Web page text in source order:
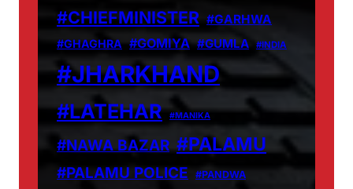
#CHIEFMINISTER #GARHWA
#GHAGHRA #GOMIYA #GUMLA #INDIA
#JHARKHAND
#LATEHAR #MANIKA
#NAWA BAZAR #PALAMU
#PALAMU POLICE
#PANDWA